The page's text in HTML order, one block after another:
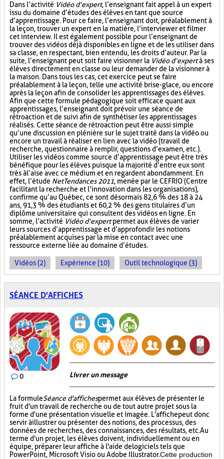
Dans l’activité Vidéo d’expert, l’enseignant fait appel à un expert
issu du domaine d’études des élèves en tant que source
d’apprentissage. Pour ce faire, l’enseignant doit, préalablement à
la leçon, trouver un expert en la matière, l’interviewer et filmer
cet interview. Il est également possible pour l’enseignant de
trouver des vidéos déjà disponibles en ligne et de les utiliser dans
sa classe, en respectant, bien entendu, les droits d’auteur. Par la
suite, l’enseignant peut soit faire visionner la Vidéo d’expertà ses
élèves directement en classe ou leur demander de la visionner à
la maison. Dans tous les cas, cet exercice peut se faire
préalablement à la leçon, telle une activité brise-glace, ou encore
après la leçon afin de consolider les apprentissages des élèves.
Afin que cette formule pédagogique soit efficace quant aux
apprentissages, l’enseignant doit prévoir une séance de
rétroaction et de suivi afin de synthétiser les apprentissages
réalisés. Cette séance de rétroaction peut être aussi simple
qu’une discussion en plénière sur le sujet traité dans la vidéo ou
encore un travail à réaliser en lien avec la vidéo (travail de
recherche, questionnaire à remplir, questions d’examen, etc.).
Utiliser les vidéos comme source d’apprentissage peut être très
bénéfique pour les élèves puisque la majorité d’entre eux sont
très à l’aise avec ce médium et en regardent abondamment. En
effet, l’étude NetTendances 2011, menée par le CEFRIO (Centre
facilitant la recherche et l’innovation dans les organisations),
confirme qu’au Québec, ce sont désormais 82,6 % des 18 à 24
ans, 91,3 % des étudiants et 60,2 % des gens titulaires d’un
diplôme universitaire qui consultent des vidéos en ligne. En
somme, l’activité Vidéo d’expertpermet aux élèves de varier
leurs sources d’apprentissage et d’approfondir les notions
préalablement acquises par la mise en contact avec une
ressource externe liée au domaine d’études.
Vidéos (2) Expérience (10) Outil technologique (3)
SÉANCE D'AFFICHES
0 Livrer un message
La formuleSéance d'affichespermet aux élèves de présenter le
fruit d'un travail de recherche ou de tout autre projet sous la
forme d'une présentation visuelle et imagée. L'affichepeut donc
servir à illustrer ou présenter des notions, des processus, des
données de recherches, des connaissances, des résultats, etc. Au
terme d'un projet, les élèves doivent, individuellement ou en
équipe, préparer leur affiche à l'aide de logiciels tels que
PowerPoint, Microsoft Visio ou Adobe Illustrator.Cette production